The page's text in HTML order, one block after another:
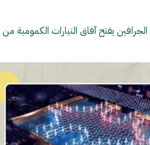
الجرافين يفتح آفاق التيارات